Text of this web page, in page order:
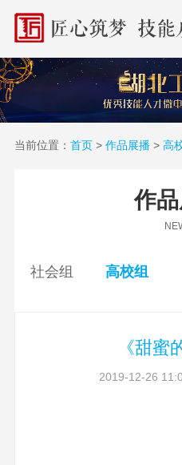
当前位置： 首页 > 作品展播> 高
作
社会组 高校组
《甜蜜
2019-12-26